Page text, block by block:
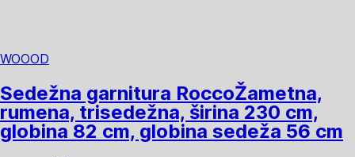
WOOOD
Sedežna garnitura RoccoŽametna,
rumena, trisedežna, širina 230 cm,
globina 82 cm, globina sedeža 56 cm